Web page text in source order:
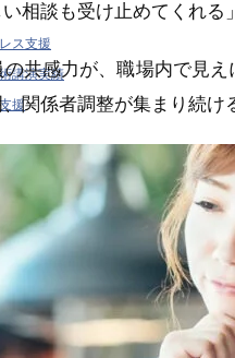
い相談も受け止めてくれる
共感力が、職場内で見
関係者調整が集まり続け
ス支援
講演実績
援
シー（新人・若手・中